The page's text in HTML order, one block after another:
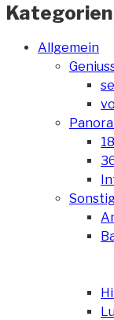
Kategorien
Allgemein